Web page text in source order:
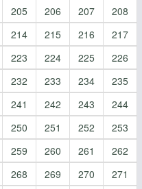
205 206 207
208
214 215 216
217
223 224 225
226
232 233 234
235
241 242 243
244
250 251 252
253
259 260 261
262
268 269 270
271